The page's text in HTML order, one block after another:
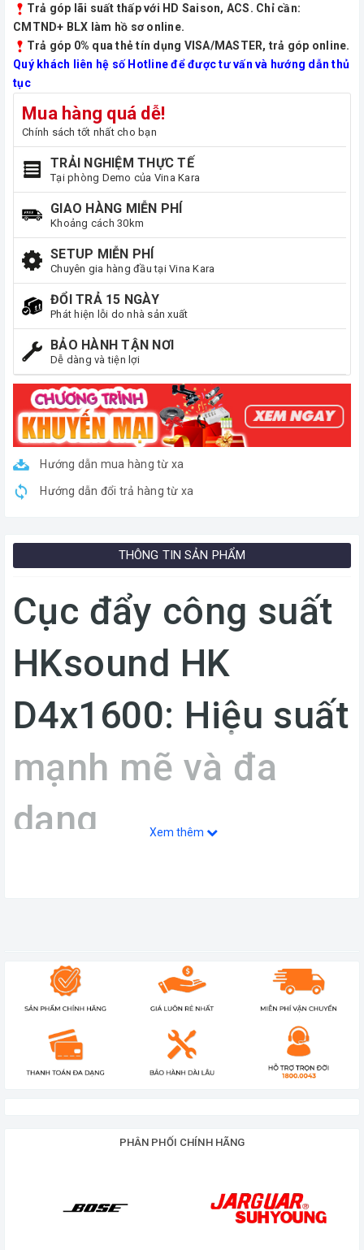
Trả góp lãi suất thấp với HD Saison, ACS. Chỉ cần:
CMTND+ BLX làm hồ sơ online.
Trả góp 0% qua thẻ tín dụng VISA/MASTER, trả góp online.
Quý khách liên hệ số Hotline để được tư vấn và hướng dẫn thủ
tục
Mua hàng quá dễ!
Chính sách tốt nhất cho bạn
TRẢI NGHIỆM THỰC TẾ
Tại phòng Demo của Vina Kara
GIAO HÀNG MIỄN PHÍ
Khoảng cách 30km
SETUP MIỄN PHÍ
Chuyên gia hàng đầu tại Vina Kara
ĐỔI TRẢ 15 NGÀY
Phát hiện lỗi do nhà sản xuất
BẢO HÀNH TẬN NƠI
Dễ dàng và tiện lợi
Hướng dẫn mua hàng từ xa
Hướng dẫn đổi trả hàng từ xa
THÔNG TIN SẢN PHẨM
Cục đẩy công suất
HKsound HK
D4x1600: Hiệu suất
mạnh mẽ và đa
dạng
chọn lý tưởng cho bạn. Với công suất 1600W x 4
kênh, nó mang đến sức mạnh và đa dạng để đáp
Cục đẩy công suất HKsound HK D4x1600 được
thiết kế để cung cấp công suất mạnh mẽ cho mỗi
năng cung cấp đủ công suất cho các loa và thiết bị
Bất kể bạn sử dụng nó cho hệ thống âm thanh
trong sự kiện, quán karaoke, phòng thu hoặc các
Xem thêm
PHÂN PHỐI CHÍNH HÃNG